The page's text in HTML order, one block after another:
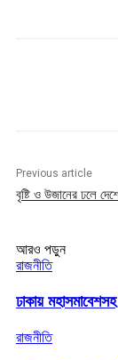
Previous article
বৃষ্টি ও উজানের ঢলে
আরও পড়ুন
রাজনীতি
ঢাকায়
রাজনীতি